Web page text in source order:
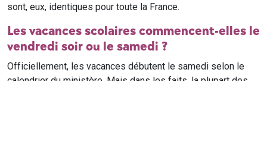
sont, eux, identiques pour toute la France.
Les vacances scolaires commencent-elles le
vendredi soir ou le samedi ?
Officiellement, les vacances débutent le samedi selon le
calendrier du ministère. Mais dans les faits, la plupart des